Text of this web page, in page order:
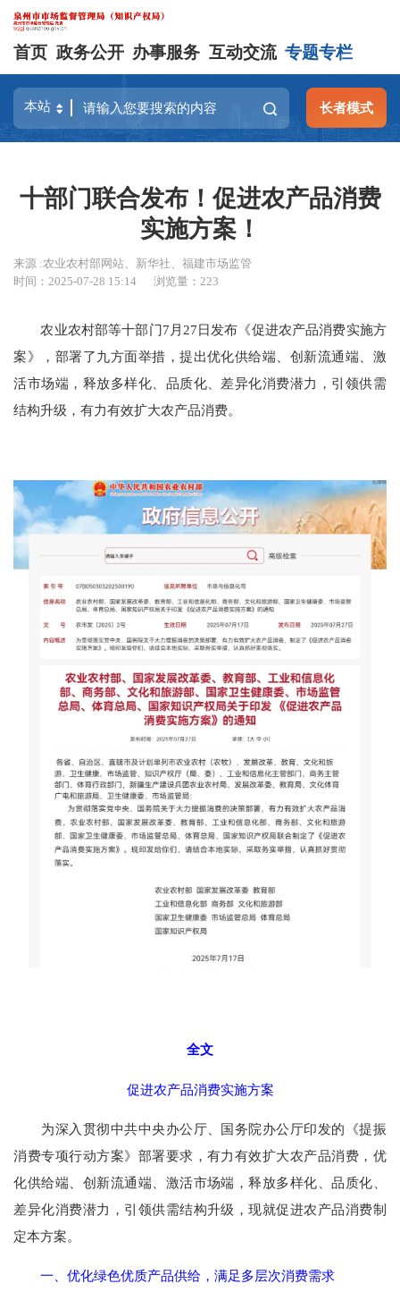
首页 政务公开 办事服务 互动交流 专题专栏
长者模式
十部门联合发布！促进农产品消费
实施方案！
来源 :农业农村部网站、新华社、福建市场监管
时间：2025-07-28 15:14
浏览量： 223
农业农村部等十部门7月27日发布《促进农产品消费实施方
案》，部署了九方面举措，提出优化供给端、创新流通端、激
活市场端，释放多样化、品质化、差异化消费潜力，引领供需
结构升级，有力有效扩大农产品消费。
全文
促进农产品消费实施方案
为深入贯彻中共中央办公厅、国务院办公厅印发的《提振
消费专项行动方案》部署要求，有力有效扩大农产品消费，优
化供给端、创新流通端、激活市场端，释放多样化、品质化、
差异化消费潜力，引领供需结构升级，现就促进农产品消费制
定本方案。
一、优化绿色优质产品供给，满足多层次消费需求